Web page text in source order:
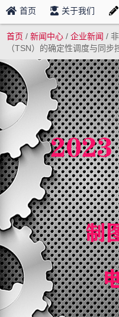
首页 关于我们
首页 /新闻中心 /企业新闻 /
（TSN）的确定性调度与同步